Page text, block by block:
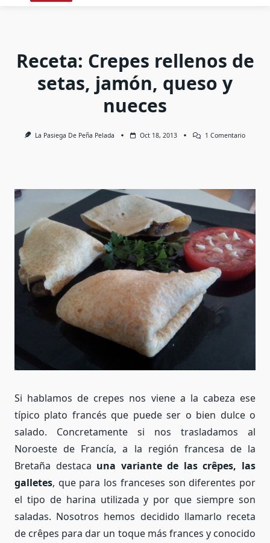
Receta: Crepes rellenos de
setas, jamón, queso y
nueces
La Pasiega De Peña Pelada Oct 18, 2013 1 ComentarioEn
Jamón,
Queso
Y
Nueces
Si hablamos de crepes nos viene a la cabeza ese
típico plato francés que puede ser o bien dulce o
salado. Concretamente si nos trasladamos al
Noroeste de Francía, a la región francesa de la
Bretaña destaca una variante de las crêpes, las
galletes, que para los franceses son diferentes por
el tipo de harina utilizada y por que siempre son
saladas. Nosotros hemos decidido llamarlo receta
de crêpes para dar un toque más frances y conocido